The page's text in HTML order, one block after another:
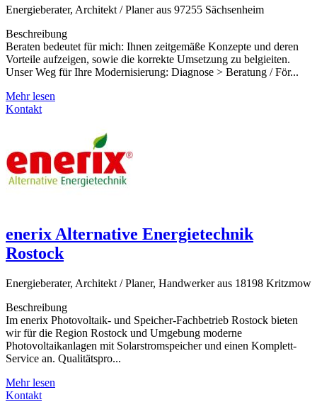
Energieberater, Architekt / Planer aus 97255 Sächsenheim
Beschreibung
Beraten bedeutet für mich: Ihnen zeitgemäße Konzepte und deren
Vorteile aufzeigen, sowie die korrekte Umsetzung zu belgieiten.
Unser Weg für Ihre Modernisierung: Diagnose > Beratung / För...
Mehr lesen
Kontakt
enerix Alternative Energietechnik
Rostock
Energieberater, Architekt / Planer, Handwerker aus 18198 Kritzmow
Beschreibung
Im enerix Photovoltaik- und Speicher-Fachbetrieb Rostock bieten
wir für die Region Rostock und Umgebung moderne
Photovoltaikanlagen mit Solarstromspeicher und einen Komplett-
Service an. Qualitätspro...
Mehr lesen
Kontakt